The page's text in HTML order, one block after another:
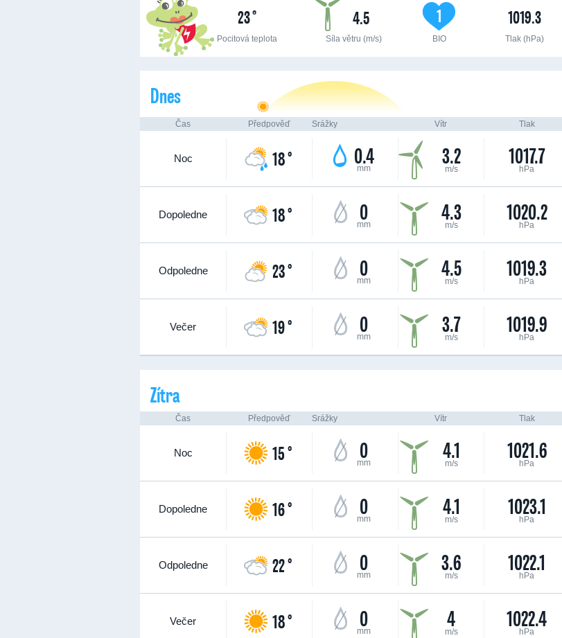
23 °
Pocitová teplota
4.5
Síla větru (m/s)
1
BIO
1019.3
Tlak (hPa)
Dnes
Čas Předpověď Srážky Vítr Tlak
Noc 18 ° 0.4
mm 3.2
m/s 1017.7
hPa
Dopoledne 18 ° 0
mm 4.3
m/s 1020.2
hPa
Odpoledne 23 ° 0
mm 4.5
m/s 1019.3
hPa
Večer 19 ° 0
mm 3.7
m/s 1019.9
hPa
Zítra
Čas Předpověď Srážky Vítr Tlak
Noc 15 ° 0
mm 4.1
m/s 1021.6
hPa
Dopoledne 16 ° 0
mm 4.1
m/s 1023.1
hPa
Odpoledne 22 ° 0
mm 3.6
m/s 1022.1
hPa
Večer 18 ° 0
mm 4
m/s 1022.4
hPa